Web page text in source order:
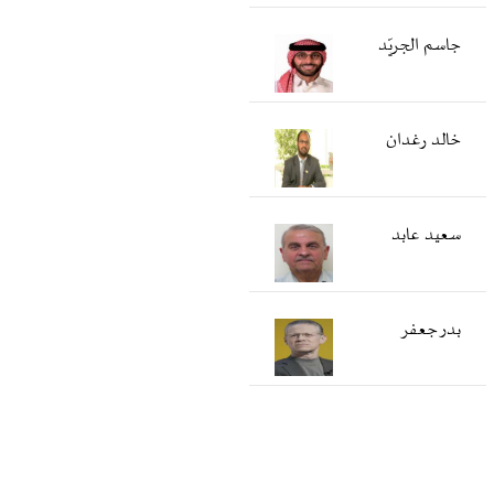
جاسم الجريّد
خالد رغدان
سعید عابد
بدر جعفر